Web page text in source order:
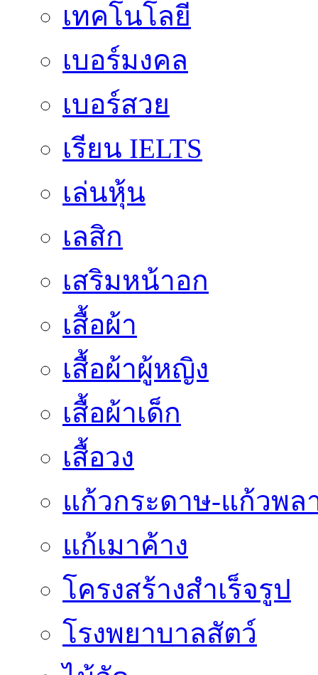
เทคโนโลยี
เบอร์มงคล
เบอร์สวย
เรียน IELTS
เล่นหุ้น
เลสิก
เสริมหน้าอก
เสื้อผ้า
เสื้อผ้าผู้หญิง
เสื้อผ้าเด็ก
เสื้อวง
แก้วกระดาษ-แก้วพล
แก้เมาค้าง
โครงสร้างสำเร็จรูป
โรงพยาบาลสัตว์